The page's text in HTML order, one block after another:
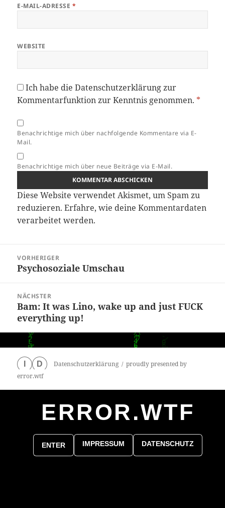
E-MAIL-ADRESSE *
WEBSITE
Ich habe dieDatenschutzerklärungzur
Kommentarfunktion zur Kenntnis genommen. *
Benachrichtige mich über nachfolgende Kommentare via E-
Mail.
Benachrichtige mich über neue Beiträge via E-Mail.
Diese Website verwendet Akismet, um Spam zu
reduzieren.Erfahre, wie deine Kommentardaten
verarbeitet werden.
VORHERIGER
Vorheriger
Psychosoziale Umschau
NÄCHSTER
Nächster
Beitrag:
Bam: It was Lino, wake up and just FUCK
everything up!
D Datenschutzerklärung
proudly presented by
error.wtf
ERROR.WTF
ENTER IMPRESSUM DATENSCHUTZ